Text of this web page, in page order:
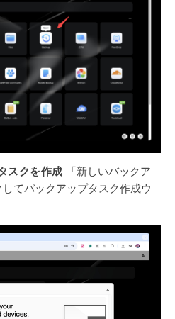
スクを作成 「新しいバックア
てバックアップタスク作成ウ